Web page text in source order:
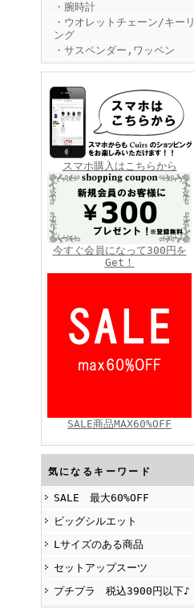
FINEBOYS2025年6月号
FINEBOYS2025年5月号
FINEBOYS2025年4月号
・腕時計
・ウオレットチェーン/キーリ
ング
・サスペンダー,ワッペン
スマホ購入はこちらから
今すぐ会員になって300円を
Get！
SALE商品MAX60%OFF
気になるキーワード
SALE 最大60%OFF
ビッグシルエット
Lサイズのある商品
セットアップスーツ
プチプラ 税込3900円以下♪